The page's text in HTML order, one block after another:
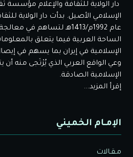
دار الولاية للثقافة والإعلام مؤسسة
الإسلامي الأصيل. بدأت دار الولاية
عام 1992م/1413هـ لتساهم في
الساحة العربية فيما يتعلق
الإسلامية في إيران بما يسهم في
وعي الواقع العربي الذي يُرْتَجى منه أن
الإسلامية الصادقة.
إقرأ المزيد...
الإمـام الخميني
مـقـالات